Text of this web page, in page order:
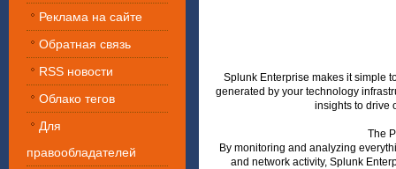
Реклама на сайте
Обратная связь
RSS новости
Облако тегов
Для
правообладателей
Splunk Enterprise makes it simple
generated by your technology
insights to drive
The
By monitoring and analyzing
and network activity, Splunk